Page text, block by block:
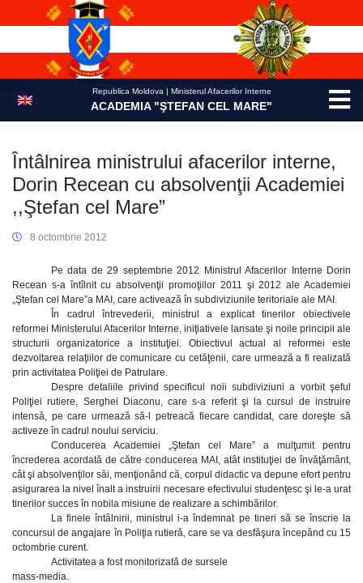
Republica Moldova | Ministerul Afacerilor Interne
ACADEMIA "ŞTEFAN CEL MARE"
Întâlnirea ministrului afacerilor interne,
Dorin Recean cu absolvenţii Academiei
,,Ştefan cel Mare”
8 octombrie 2012
Pe data de 29 septembrie 2012 Ministrul Afacerilor Interne Dorin
Recean s-a întîlnit cu absolvenţii promoţiilor 2011 şi 2012 ale Academiei
„Ştefan cel Mare”a MAI, care activează în subdiviziunile teritoriale ale MAI.
În cadrul întrevederii, ministrul a explicat tinerilor obiectivele
reformei Ministerului Afacerilor Interne, iniţiativele lansate şi noile principii ale
structurii organizatorice a instituţiei. Obiectivul actual al reformei este
dezvoltarea relaţiilor de comunicare cu cetăţenii, care urmează a fi realizată
prin activitatea Poliţiei de Patrulare.
Despre detaliile privind specificul noii subdiviziuni a vorbit şeful
Poliţiei rutiere, Serghei Diaconu, care s-a referit şi la cursul de instruire
intensă, pe care urmează să-l petreacă fiecare candidat, care doreşte să
activeze în cadrul noului serviciu.
Conducerea Academiei „Ştefan cel Mare” a mulţumit pentru
încrederea acordată de către conducerea MAI, atât instituţiei de învăţământ,
cât şi absolvenţilor săi, menţionând că, corpul didactic va depune efort pentru
asigurarea la nivel înalt a instruirii necesare efectivului studenţesc şi le-a urat
tinerilor succes în nobila misiune de realizare a schimbărilor.
La finele întâlnirii, ministrul i-a îndemnat pe tineri să se înscrie la
concursul de angajare în Poliţia rutieră, care se va desfăşura începând cu 15
octombrie curent.
Activitatea a fost monitorizată de sursele
mass-media.